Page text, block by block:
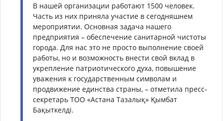
В нашей организации работают 1500 человек.
Часть из них приняла участие в сегодняшнем
мероприятии. Основная задача нашего
предприятия – обеспечение санитарной чистоты
города. Для нас это не просто выполнение своей
работы, но и возможность внести свой вклад в
укрепление патриотического духа, повышение
уважения к государственным символам и
продвижение единства страны, – отметила пресс-
секретарь ТОО «Астана Тазалық» Қымбат
Бақыткелді.